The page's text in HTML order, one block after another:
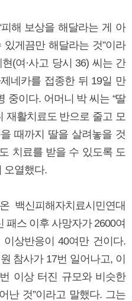
해 보상을 해달라는 게 아
게끔만 해달라는 것”이라
(여·사고 당시 36) 씨는 간
네카를 접종한 뒤 19일 만
중이다. 어머니 박 씨는 “딸
재활치료도 반으로 줄고 모
때까지 딸을 살려놓을 것
치료를 받을 수 있도록 도
오열했다.
백신피해자치료시민연대
패스 이후 사망자가 2600여
상반응이 40여만 건이다.
참사가 17번 일어나고, 이
이상 터진 규모와 비슷한
난 것”이라고 말했다. 그는